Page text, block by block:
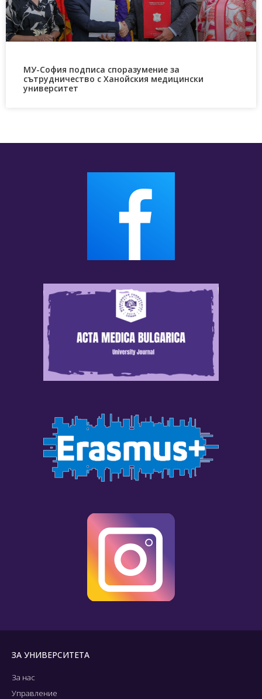
МУ-София подписа споразумение за
сътрудничество с Ханойския медицински
университет
ЗА УНИВЕРСИТЕТА
За нас
Управление